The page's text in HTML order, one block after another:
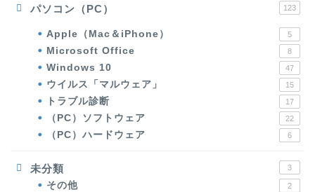
パソコン（PC） 123
Apple（Mac＆iPhone） 5
Microsoft Office 8
Windows 10 47
ウイルス「マルウェア」 15
トラブル診断 17
（PC）ソフトウェア 22
（PC）ハードウェア 6
未分類 3
その他 2